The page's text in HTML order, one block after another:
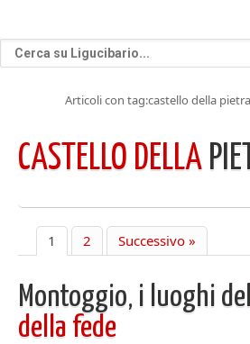
Articoli con tag:castello della pietra
CASTELLO DELLA
1 2 Successivo »
Montoggio, i luoghi del
della fede